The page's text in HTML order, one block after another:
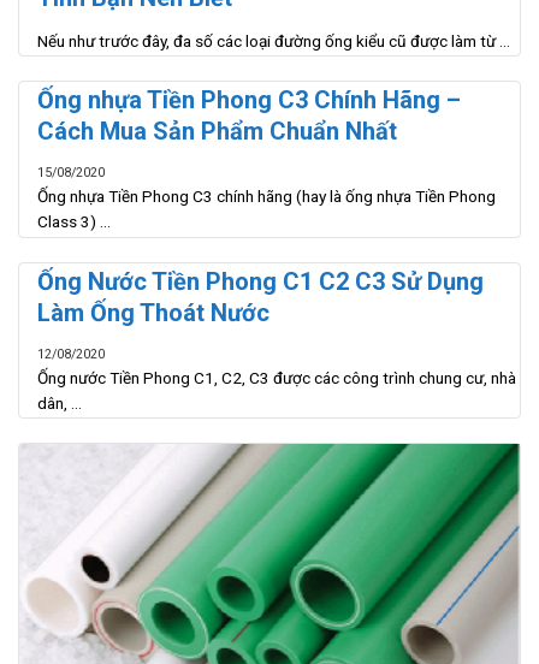
Nếu như trước đây, đa số các loại đường ống kiểu cũ được làm từ ...
Ống nhựa Tiền Phong C3 Chính Hãng –
Cách Mua Sản Phẩm Chuẩn Nhất
15/08/2020
Ống nhựa Tiền Phong C3 chính hãng (hay là ống nhựa Tiền Phong
Class 3) ...
Ống Nước Tiền Phong C1 C2 C3 Sử Dụng
Làm Ống Thoát Nước
12/08/2020
Ống nước Tiền Phong C1, C2, C3 được các công trình chung cư, nhà
dân, ...